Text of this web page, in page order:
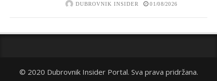
DUBROVNIK INSIDER 01/08/2026
© 2020 Dubrovnik Insider Portal. Sva prava pridržana.